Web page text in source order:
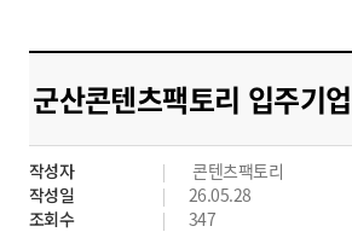
군산콘텐츠팩토리 입주기
작성자
콘텐츠팩토리
작성일
26.05.28
조회수
347